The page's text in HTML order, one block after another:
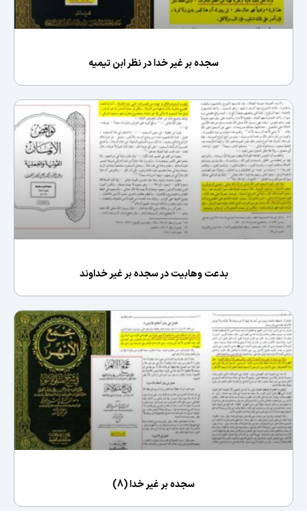
سجده بر غیر خدا در نظر ابن تیمیه
بدعت وهابیت در سجده بر غیر خداوند
سجده بر غیر خدا (8)